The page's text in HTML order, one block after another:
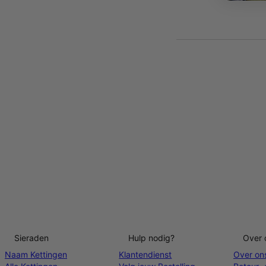
Sieraden
Naam Kettingen
Hulp nodig?
Klantendienst
Over
Over